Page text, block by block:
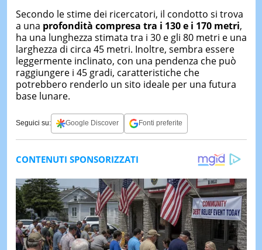
Secondo le stime dei ricercatori, il condotto si trova
a una profondità compresa tra i 130 e i 170 metri,
ha una lunghezza stimata tra i 30 e gli 80 metri e una
larghezza di circa 45 metri. Inoltre, sembra essere
leggermente inclinato, con una pendenza che può
raggiungere i 45 gradi, caratteristiche che
potrebbero renderlo un sito ideale per una futura
base lunare.
Seguici su: Google Discover Fonti preferite